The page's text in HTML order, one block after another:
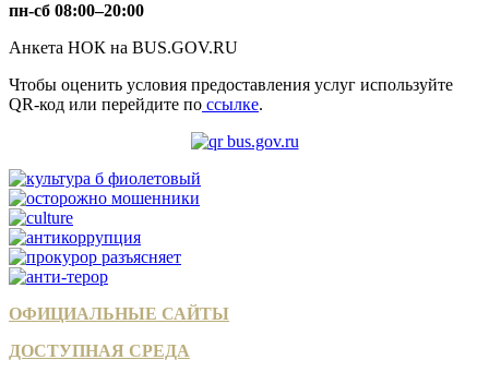
пн-сб 08:00–20:00
Анкета НОК на BUS.GOV.RU
Чтобы оценить условия предоставления услуг используйте
QR-код или перейдите по ссылке.
ОФИЦИАЛЬНЫЕ САЙТЫ
ДОСТУПНАЯ СРЕДА